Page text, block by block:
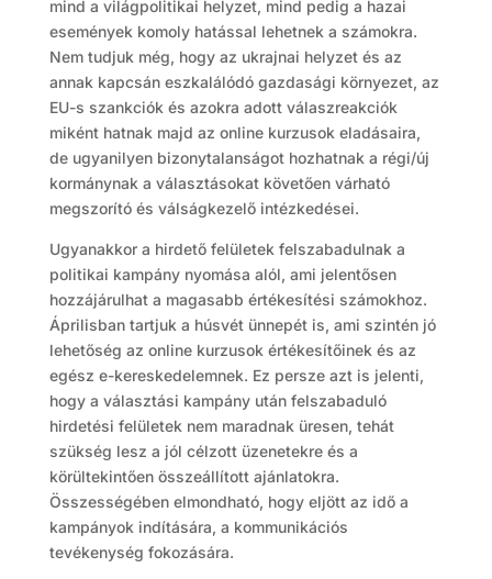
mind a világpolitikai helyzet, mind pedig a hazai
események komoly hatással lehetnek a számokra.
Nem tudjuk még, hogy az ukrajnai helyzet és az
annak kapcsán eszkalálódó gazdasági környezet, az
EU-s szankciók és azokra adott válaszreakciók
miként hatnak majd az online kurzusok eladásaira,
de ugyanilyen bizonytalanságot hozhatnak a régi/új
kormánynak a választásokat követően várható
megszorító és válságkezelő intézkedései.
Ugyanakkor a hirdető felületek felszabadulnak a
politikai kampány nyomása alól, ami jelentősen
hozzájárulhat a magasabb értékesítési számokhoz.
Áprilisban tartjuk a húsvét ünnepét is, ami szintén jó
lehetőség az online kurzusok értékesítőinek és az
egész e-kereskedelemnek. Ez persze azt is jelenti,
hogy a választási kampány után felszabaduló
hirdetési felületek nem maradnak üresen, tehát
szükség lesz a jól célzott üzenetekre és a
körültekintően összeállított ajánlatokra.
Összességében elmondható, hogy eljött az idő a
kampányok indítására, a kommunikációs
tevékenység fokozására.